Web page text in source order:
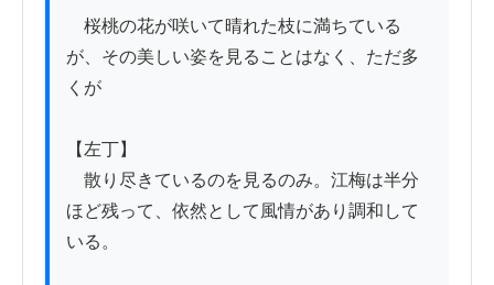
桜桃の花が咲いて晴れた枝に満ちている
が、その美しい姿を見ることはなく、ただ多
くが
【左丁】
散り尽きているのを見るのみ。江梅は半分
ほど残って、依然として風情があり調和して
いる。